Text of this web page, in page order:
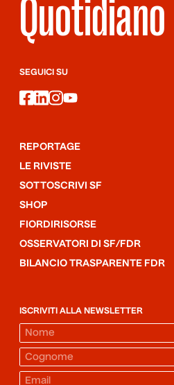
Quotidiano
SEGUICI SU
facebook
linkedin
instagram
youtube
REPORTAGE
LE RIVISTE
SOTTOSCRIVI SF
SHOP
FIORDIRISORSE
OSSERVATORI DI SF/FDR
BILANCIO TRASPARENTE FDR
ISCRIVITI ALLA NEWSLETTER